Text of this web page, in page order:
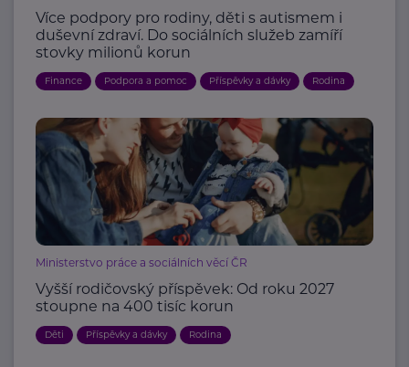
Více podpory pro rodiny, děti s autismem i
duševní zdraví. Do sociálních služeb zamíří
stovky milionů korun
Finance Podpora a pomoc Příspěvky a dávky Rodina
Ministerstvo práce a sociálních věcí ČR
Vyšší rodičovský příspěvek: Od roku 2027
stoupne na 400 tisíc korun
Děti Příspěvky a dávky Rodina